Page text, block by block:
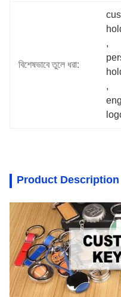
বিশেষভাবে তুলে ধরা:
,
,
Product Description